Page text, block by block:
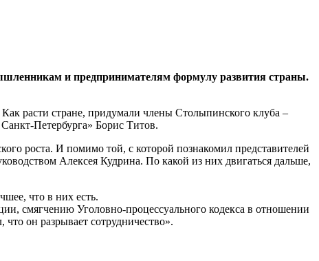
и предпринимателям формулу развития страны.
расти стране, придумали члены Столыпинского клуба –
Петербурга» Борис Титов.
роста. И помимо той, с которой познакомил представителей
Алексея Кудрина. По какой из них двигаться дальше,
что в них есть.
смягчению Уголовно-процессуального кодекса в отношении
он разрывает сотрудничество».